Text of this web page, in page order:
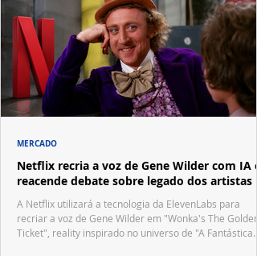
Netflix recria a voz de Gene Wilder com IA e
reacende debate sobre legado dos artistas
A Netflix utilizará a tecnologia da ElevenLabs para
recriar a voz de Gene Wilder em "Wonka's The Golden
Ticket", reality inspirado no universo de "A Fantástica
MERCADO